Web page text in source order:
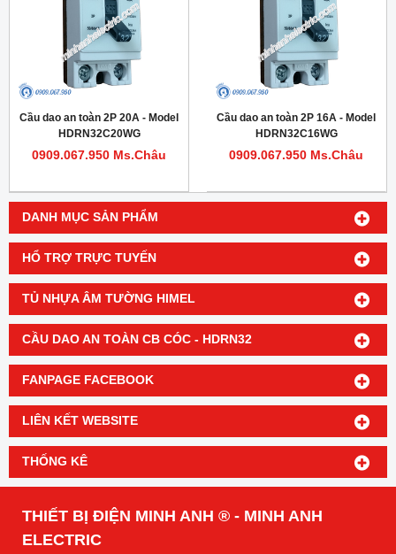
DANH MỤC SẢN PHẨM
HỔ TRỢ TRỰC TUYẾN
TỦ NHỰA ÂM TƯỜNG HIMEL
CẦU DAO AN TOÀN CB CÓC - HDRN32
FANPAGE FACEBOOK
LIÊN KẾT WEBSITE
THỐNG KÊ
Cầu dao an toàn 2P 20A - Model
HDRN32C20WG
0909.067.950 Ms.Châu
Cầu dao an toàn 2P 16A - Model
HDRN32C16WG
0909.067.950 Ms.Châu
THIẾT BỊ ĐIỆN MINH ANH ® - MINH ANH
ELECTRIC